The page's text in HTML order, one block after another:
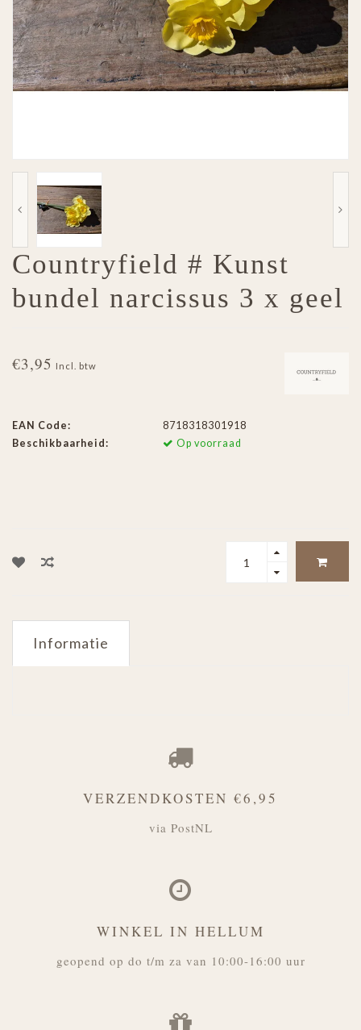
Countryfield # Kunst
bundel narcissus 3 x geel
€3,95 Incl. btw
EAN Code:
8718318301918
Beschikbaarheid:
Op voorraad
Informatie
VERZENDKOSTEN €6,95
via PostNL
WINKEL IN HELLUM
geopend op do t/m za van 10:00-16:00 uur